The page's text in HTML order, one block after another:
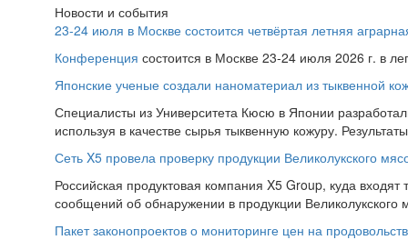
Новости и события
23-24 июля в Москве состоится четвёртая летняя
Конференция состоится в Москве 23-24 июля 2026 г. в
Японские ученые создали наноматериал из тыквенной
Специалисты из Университета Кюсю в Японии
используя в качестве сырья тыквенную кожуру.
Сеть X5 провела проверку продукции Великолукского
Российская продуктовая компания X5 Group, куда
сообщений об обнаружении в продукции
Пакет законопроектов о мониторинге цен на